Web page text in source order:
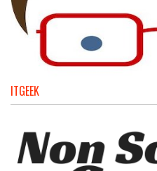
ITGEEK